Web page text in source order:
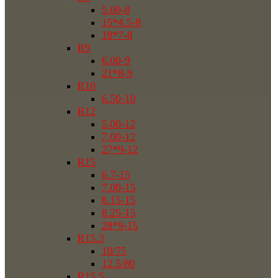
5.00-8
15*4.5-8
18*7-8
R9
6.00-9
21*8-9
R10
6.50-10
R12
5.00-12
7.00-12
27*9-12
R15
6.7-15
7.00-15
8.15-15
8.25-15
28*9-15
R15.3
10/75
12.5/80